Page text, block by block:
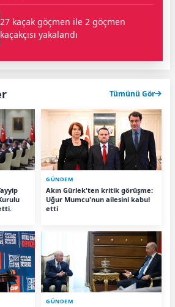
27 kaçak göçmen ile 2 göçmen
kaçakçısı yakalandı
Tümünü Gör
GÜNDEM
Akın Gürlek'ten kritik görüşme:
Uğur Mumcu'nun ailesini kabul
etti
GÜNDEM